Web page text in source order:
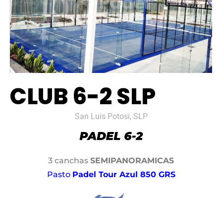
CLUB 6-2 SLP
San Luis Potosi, SLP
3 canchas SEMIPANORAMICAS
Pasto Padel Tour Azul 850 GRS